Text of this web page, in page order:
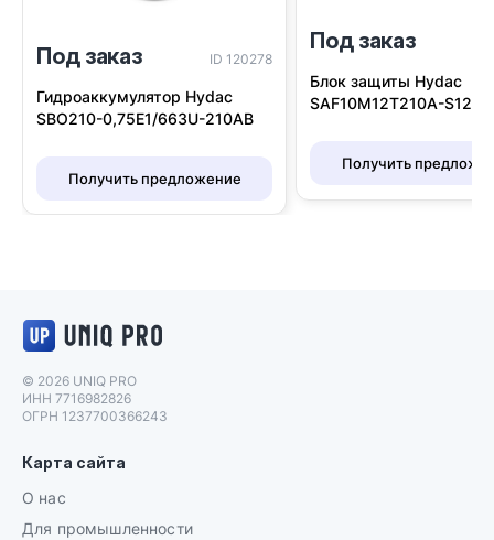
Под заказ ID 120278
Гидроаккумулятор Hydac
SBO210-0,75E1/663U-210AB
Получить предложение
Под заказ
Блок защиты Hydac
SAF10M12T210A-S12
Получить
© 2026 UNIQ PRO
ИНН 7716982826
ОГРН 1237700366243
Карта сайта
О нас
Для промышленности